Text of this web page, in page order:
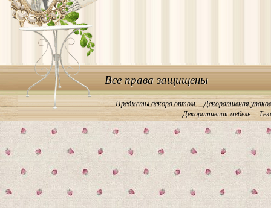
Предметы декора оптом
Декоративная
Декоративная мебель
Все права защищены